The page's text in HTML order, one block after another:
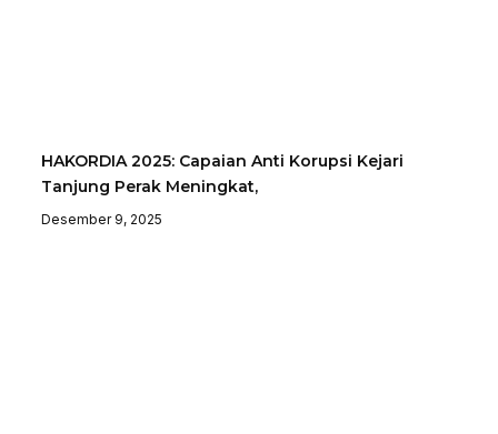
HAKORDIA 2025: Capaian Anti Korupsi Kejari
Tanjung Perak Meningkat,
Desember 9, 2025